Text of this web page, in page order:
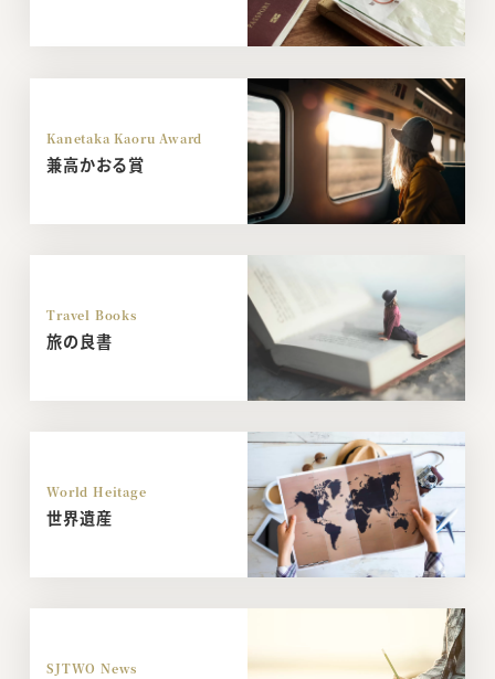
Kanetaka Kaoru Award
兼高かおる賞
Travel Books
旅の良書
World Heitage
世界遺産
SJTWO News